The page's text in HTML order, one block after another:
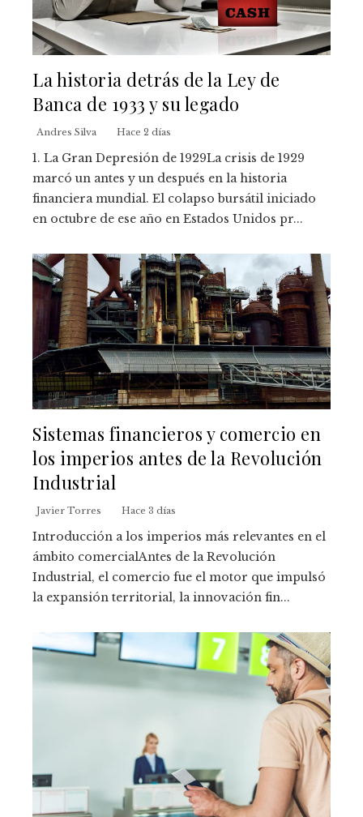
La historia detrás de la Ley de
Banca de 1933 y su legado
Andres Silva Hace 2 días
1. La Gran Depresión de 1929La crisis de 1929
marcó un antes y un después en la historia
financiera mundial. El colapso bursátil iniciado
en octubre de ese año en Estados Unidos pr...
Sistemas financieros y comercio en
los imperios antes de la Revolución
Industrial
Javier Torres Hace 3 días
Introducción a los imperios más relevantes en el
ámbito comercialAntes de la Revolución
Industrial, el comercio fue el motor que impulsó
la expansión territorial, la innovación fin...